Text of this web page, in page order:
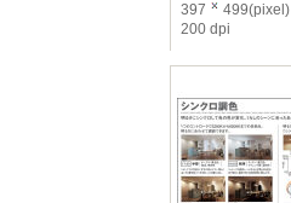
397
499(pixel)
200 dpi